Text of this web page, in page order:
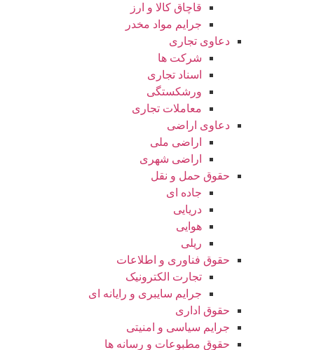
قاچاق کالا و ارز
جرایم مواد مخدر
دعاوی تجاری
شرکت ها
اسناد تجاری
ورشکستگی
معاملات تجاری
دعاوی اراضی
اراضی ملی
اراضی شهری
حقوق حمل و نقل
جاده ای
دریایی
هوایی
ریلی
حقوق فناوری و اطلاعات
تجارت الکترونیک
جرایم سایبری و رایانه ای
حقوق اداری
جرایم سیاسی و امنیتی
حقوق مطبوعات و رسانه ها